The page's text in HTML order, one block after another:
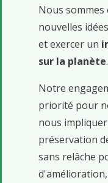
Nous sommes
nouvelles
et exercer un
sur la planète.
Notre
priorité pour
nous
préservation
sans relâche